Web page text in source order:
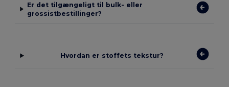
Er det tilgængeligt til bulk- eller
grossistbestillinger?
Hvordan er stoffets tekstur?